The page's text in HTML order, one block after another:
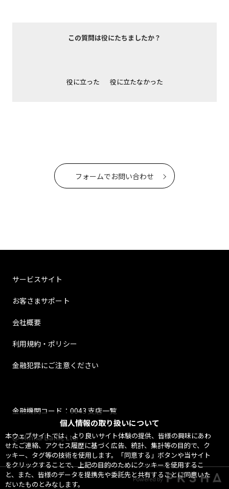
個人情報の取り扱いについて
本ウェブサイトでは、より良いサイト体験の提供、皆様の興味にあわ
せたご連絡、アクセス履歴に基づく広告、統計、集計等の目的で、ク
ッキー、タグ等の技術を使用します。「同意する」ボタンや当サイト
をクリックすることで、上記の目的のためにクッキーを使用するこ
と、また、皆様のデータを提携先や委託先と共有することに同意いた
だいたものとみなします。
この質問は役にたちましたか？
役に立った 役に立たなかった
フォームでお問い合わせ
サービスサイト
お客さまサポート
会社概要
利用規約・ポリシー
金融犯罪にご注意ください
金融機関コード：0043 支店一覧
@ Minna Bank, Ltd.
Powered by